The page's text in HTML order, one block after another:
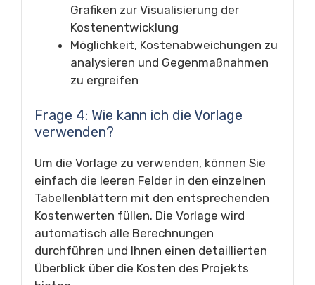
Grafiken zur Visualisierung der
Kostenentwicklung
Möglichkeit, Kostenabweichungen zu
analysieren und Gegenmaßnahmen
zu ergreifen
Frage 4: Wie kann ich die Vorlage
verwenden?
Um die Vorlage zu verwenden, können Sie
einfach die leeren Felder in den einzelnen
Tabellenblättern mit den entsprechenden
Kostenwerten füllen. Die Vorlage wird
automatisch alle Berechnungen
durchführen und Ihnen einen detaillierten
Überblick über die Kosten des Projekts